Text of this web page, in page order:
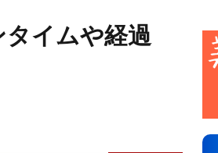
タイムや経過